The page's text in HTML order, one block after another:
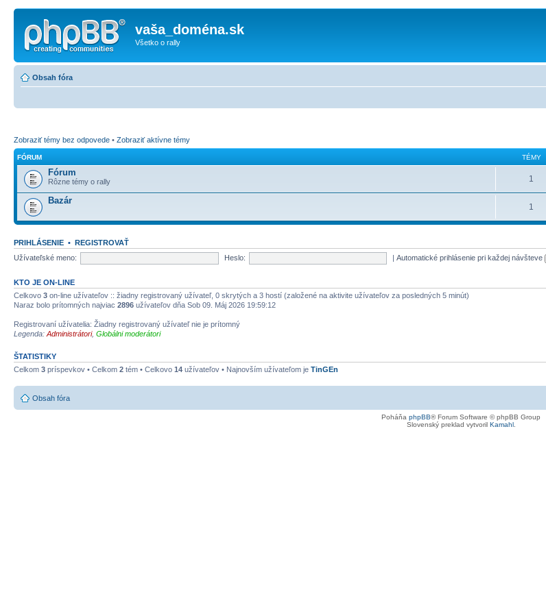
vaša_doména.sk
Všetko o rally
Obsah fóra
Zobraziť témy bez odpovede • Zobraziť aktívne témy
FÓRUM TÉMY
Fórum
Rôzne témy o rally 1
Bazár
1
PRIHLÁSENIE • REGISTROVAŤ
Užívateľské meno:
Heslo: |Automatické prihlásenie pri každej návšteve
KTO JE ON-LINE
Celkovo 3 on-line užívateľov :: žiadny registrovaný užívateľ, 0 skrytých a 3 hostí (založené na aktivite užívateľov za posledných 5 minút)
Naraz bolo prítomných najviac 2896 užívateľov dňa Sob 09. Máj 2026 19:59:12
Registrovaní užívatelia: Žiadny registrovaný užívateľ nie je prítomný
Legenda: Administrátori, Globálni moderátori
ŠTATISTIKY
Celkom 3 príspevkov • Celkom 2 tém • Celkovo 14 užívateľov • Najnovším užívateľom je TinGEn
Obsah fóra
Poháňa phpBB® Forum Software © phpBB Group
Slovenský preklad vytvoril Kamahl.